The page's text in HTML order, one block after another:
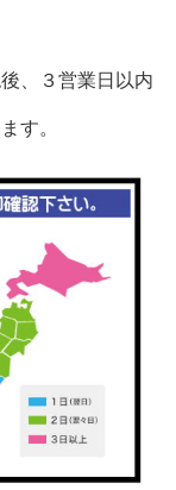
、３営業日以内
す。